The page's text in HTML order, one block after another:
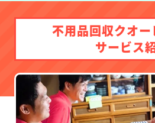
不用品回収クオ
サービス